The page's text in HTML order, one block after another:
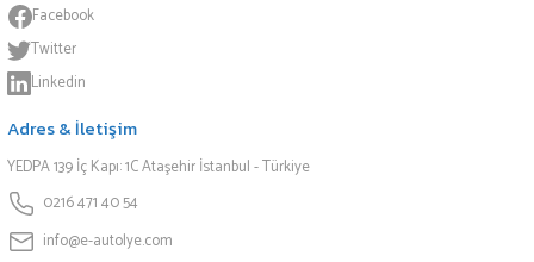
Facebook
Twitter
Linkedin
Adres & İletişim
YEDPA 139 İç Kapı: 1C Ataşehir İstanbul - Türkiye
0216 471 40 54
info@e-autolye.com